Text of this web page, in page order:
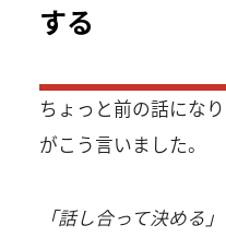
する
ちょっと前の話にな
がこう言いました。
「話し合って決める